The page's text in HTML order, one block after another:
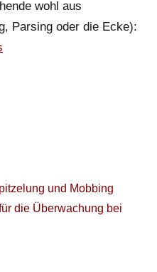
wohl aus
Parsing oder die Ecke):
und Mobbing
die Überwachung bei